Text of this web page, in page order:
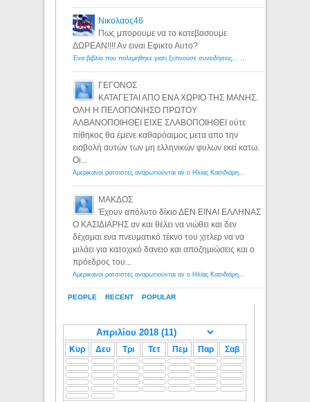
PEOPLE RECENT POPULAR
Νικολαος46
Πως μπορουμε να το κατεβασουμε
ΔΩΡΕΑΝ!!!! Αν ειναι Εφικτο Αυτο?
Ένα βιβλίο που πολεμήθηκε γιατί ξυπνούσε συνειδήσεις... - Λόγιος Ερμής | Η γνώση ξεκινάει με την αναζήτηση...
ΓΕΓΟΝΟΣ
ΚΑΤΑΓΕΤΑΙ ΑΠΟ ΕΝΑ ΧΩΡΙΟ ΤΗΣ ΜΑΝΗΣ.
ΟΛΗ Η ΠΕΛΟΠΟΝΗΣΟ ΠΡΩΤΟΥ
ΑΛΒΑΝΟΠΟΙΗΘΕΙ ΕΙΧΕ ΣΛΑΒΟΠΟΙΗΘΕΙ ούτε
πίθηκος θα έμενε καθαρόαιμος μετα απο την
εισβολή αυτών των μη ελληνικών φυλων εκεί κατω.
Οι...
Αμερικανοί ρατσιστές αναρωτιούνται αν ο Ηλίας Κασιδιάρης ανήκει στη λευκή φυλή... - Λόγιος Ερμής
ΜΑΚΔΟΣ
Έχουν απόλυτο δίκιο ΔΕΝ ΕΙΝΑΙ ΕΛΛΗΝΑΣ
Ο ΚΑΣΙΔΙΑΡΗΣ αν και θέλει να νιώθει και δεν
δέχομαι ενα πνευματικό τέκνο του χιτλερ να να
μιλάει για κατοχικό δανειο και αποζημιώσεις και ο
πρόεδρος του...
Αμερικανοί ρατσιστές αναρωτιούνται αν ο Ηλίας Κασιδιάρης ανήκει στη λευκή φυλή... - Λόγιος Ερμής
Κυρ Δευ Τρι Τετ Πεμ Παρ Σαβ